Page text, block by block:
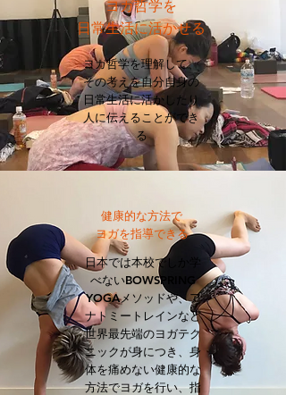
ヨガ哲学を
日常生活に活かせる
ヨガ哲学を理解して、
その考えを自分自身の
日常生活に活かしたり
人に伝えることができ
る
健康的な方法で
ヨガを指導できる
日本では本校でしか学
べないBOWSPRING
YOGAメソッドや、ア
ナトミートレインなど
世界最先端のヨガテク
ニックが身につき、身
体を痛めない健康的な
方法でヨガを行い、指